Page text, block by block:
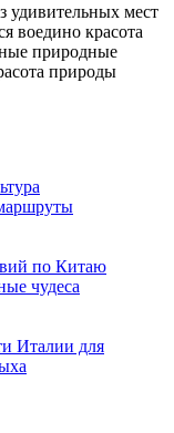
удивительных мест
воедино красота
природные
природы
по Китаю
чудеса
Италии для